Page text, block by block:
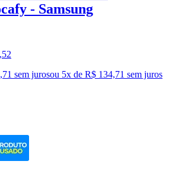
- Samsung
,52
sem jurosou 5x de R$ 134,71 sem juros